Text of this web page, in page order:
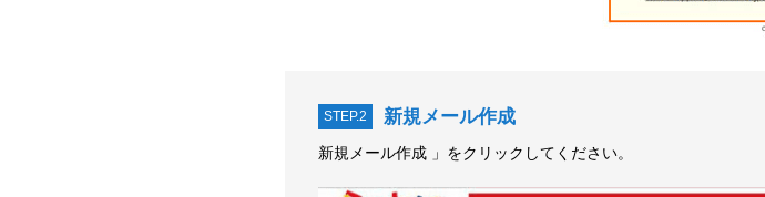
STEP.2 新規メール作成
新規メール作成 」をクリックしてください。